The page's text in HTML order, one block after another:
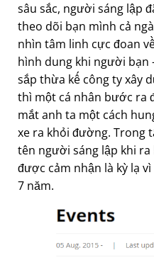
sâu sắc, người sáng lập
theo dõi bạn mình cả
nhìn tâm linh cực đoan
hình dung khi người bạn
sắp thừa kế công ty xây
thì một cá nhân bước ra
mắt anh ta một cách
xe ra khỏi đường. Trong
tên người sáng lập khi
được cảm nhận là kỳ lạ
7 năm.